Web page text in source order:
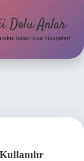
Dolu Anlar
katan kısa hikayeler!